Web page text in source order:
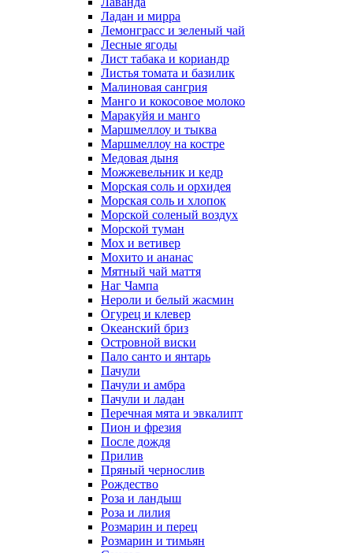
Ладан и мирра
Лемонграсс и зеленый чай
Лесные ягоды
Лист табака и кориандр
Листья томата и базилик
Малиновая сангрия
Манго и кокосовое молоко
Маракуйя и манго
Маршмеллоу и тыква
Маршмеллоу на костре
Медовая дыня
Можжевельник и кедр
Морская соль и орхидея
Морская соль и хлопок
Морской соленый воздух
Морской туман
Мох и ветивер
Мохито и ананас
Мятный чай маття
Наг Чампа
Нероли и белый жасмин
Огурец и клевер
Океанский бриз
Островной виски
Пало санто и янтарь
Пачули
Пачули и амбра
Пачули и ладан
Перечная мята и эвкалипт
Пион и фрезия
После дождя
Прилив
Пряный чернослив
Рождество
Роза и ландыш
Роза и лилия
Розмарин и перец
Розмарин и тимьян